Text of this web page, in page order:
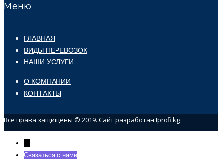
Меню
ГЛАВНАЯ
ВИДЫ ПЕРЕВОЗОК
НАШИ УСЛУГИ
О КОМПАНИИ
КОНТАКТЫ
Все права защищены © 2019. Сайт разработан Iprofi.kg
Связаться с нами